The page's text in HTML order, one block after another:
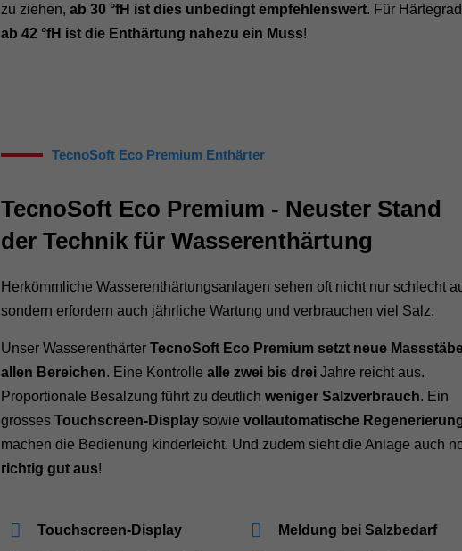
zu ziehen, ab 30 °fH ist dies unbedingt empfehlenswert. Für
ab 42 °fH ist die Enthärtung nahezu ein Muss!
TecnoSoft Eco Premium Enthärter
TecnoSoft Eco Premium - Neuster Stand
der Technik für Wasserenthärtung
Herkömmliche Wasserenthärtungsanlagen sehen oft nicht nur schlecht
sondern erfordern auch jährliche Wartung und verbrauchen viel Salz.
Unser Wasserenthärter TecnoSoft Eco Premium setzt neue
allen Bereichen. Eine Kontrolle alle zwei bis drei Jahre reicht aus.
Proportionale Besalzung führt zu deutlich weniger Salzverbrauch. Ein
grosses Touchscreen-Display sowie vollautomatische
machen die Bedienung kinderleicht. Und zudem sieht die Anlage auch
richtig gut aus!
Touchscreen-Display Meldung bei Salzbedarf